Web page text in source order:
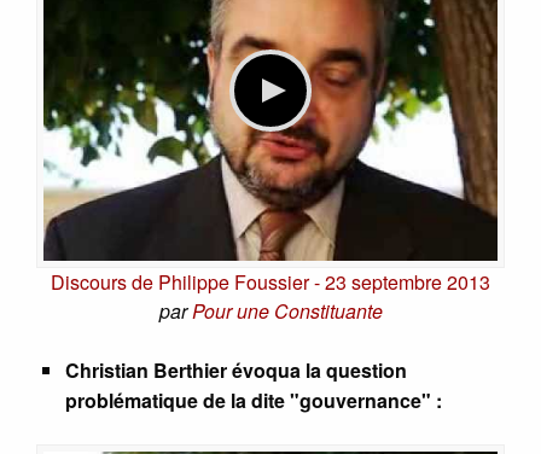
Discours de Philippe Foussier - 23 septembre 2013
parPour une Constituante
Christian Berthier évoqua la question
problématique de la dite "gouvernance" :